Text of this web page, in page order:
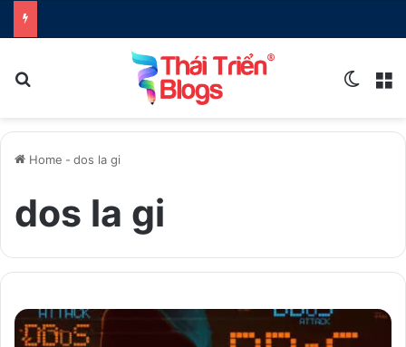
Home - dos la gi
dos la gi